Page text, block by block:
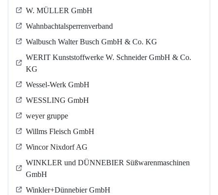
W. MÜLLER GmbH
Wahnbachtalsperrenverband
Walbusch Walter Busch GmbH & Co. KG
WERIT Kunststoffwerke W. Schneider GmbH & Co.
KG
Wessel-Werk GmbH
WESSLING GmbH
weyer gruppe
Willms Fleisch GmbH
Wincor Nixdorf AG
WINKLER und DÜNNEBIER Süßwarenmaschinen
GmbH
Winkler+Dünnebier GmbH